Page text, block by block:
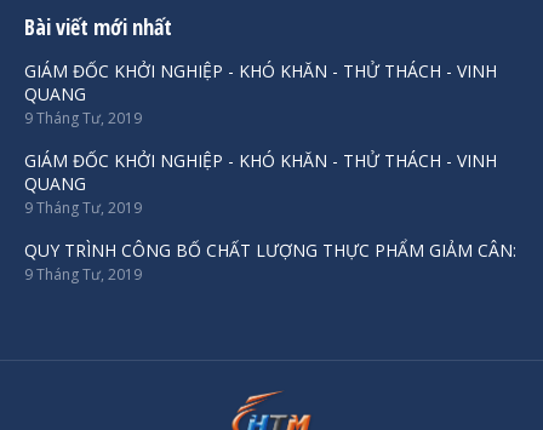
Bài viết mới nhất
GIÁM ĐỐC KHỞI NGHIỆP - KHÓ KHĂN - THỬ THÁCH - VINH
QUANG
9 Tháng Tư, 2019
GIÁM ĐỐC KHỞI NGHIỆP - KHÓ KHĂN - THỬ THÁCH - VINH
QUANG
9 Tháng Tư, 2019
QUY TRÌNH CÔNG BỐ CHẤT LƯỢNG THỰC PHẨM GIẢM CÂN:
9 Tháng Tư, 2019